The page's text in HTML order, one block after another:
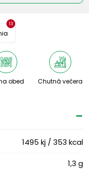
13
obed Chutná večera
1495 kj / 353 kcal
1,3 g